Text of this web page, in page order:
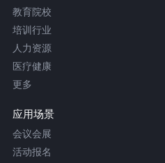
教育院校
培训行业
人力资源
医疗健康
更多
应用场景
会议会展
活动报名